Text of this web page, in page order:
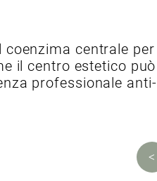
coenzima centrale per
il centro estetico può
professionale anti-
<